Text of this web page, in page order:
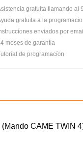
gratuita llamando al
gratuita a la
enviados por email
meses de garantía
de programacíon
CAME TWIN